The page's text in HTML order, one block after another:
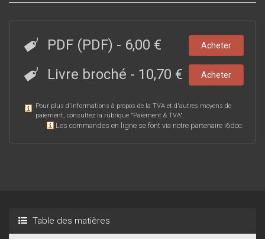
sans cesse en évolution. L’analyse scientifique de cette
refonte nous a permis de répondre à notre interrogation au
niveau local, le plus proche du citoyen. Notre attention s’est
portée sur ses mesures phares : la modification du mode
l’instauration d’un moyen de modifier la majorité locale en
cours de mandature (la motion de méfiance constructive).
Ce Cahier FOPES retrace notre démarche, de la définition du
concept de démocratie à l’élaboration de critères d’analyse
PDF (PDF) - 6,00 € Acheter
Livre broché - 10,70 € Acheter
Pour plus d'informations à propos de la TVA et d'autres moyens de
paiement, consultez la rubrique "Paiement & TVA".
Les commandes en ligne se font via notre partenaire i6doc.
Table des matières